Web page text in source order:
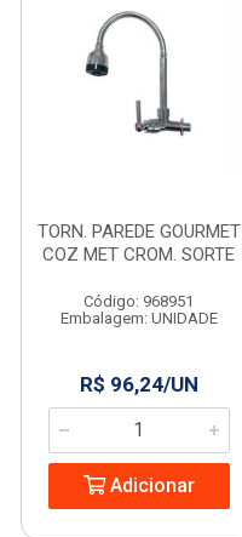
TORN. PAREDE GOURMET
COZ MET CROM. SORTE
Código: 968951
Embalagem: UNIDADE
R$ 96,24/UN
Adicionar